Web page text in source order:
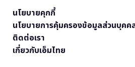
นโยบายคุกกี้
นโยบายการคุ้มครองข้อมูลส่วนบุคค
ติดต่อเรา
เกี่ยวกับเอ็มไทย